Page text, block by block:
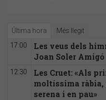
Última hora Més llegit
17:00
Les veus dels
Joan Soler Amigó
12:30
Les Cruet: «Als
moltíssima ràbia,
serena i en pau»